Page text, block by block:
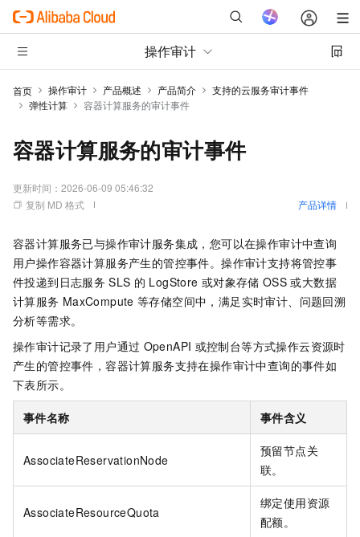
操作审计
首页 操作审计 产品概述 产品简介
支持的云服务审计事件
弹性计算
容器计算服务的审计事件
容器计算服务的审计事件
更新时间： 2026-06-09 05:46:32
复制 MD 格式
产品详情
容器计算服务已与操作审计服务集成，您可以在操作审计中查询
用户操作容器计算服务产生的管控事件。操作审计支持将管控事
件投递到日志服务 SLS 的 LogStore 或对象存储 OSS 或大数据
计算服务 MaxCompute 等存储空间中，满足实时审计、问题回溯
分析等需求。
操作审计记录了用户通过 OpenAPI 或控制台等方式操作云资源时
产生的管控事件，容器计算服务支持在操作审计中查询的事件如
下表所示。
事件名称 事件含义
AssociateReservationNode
预留节点关
联。
AssociateResourceQuota
绑定使用资源
配额。